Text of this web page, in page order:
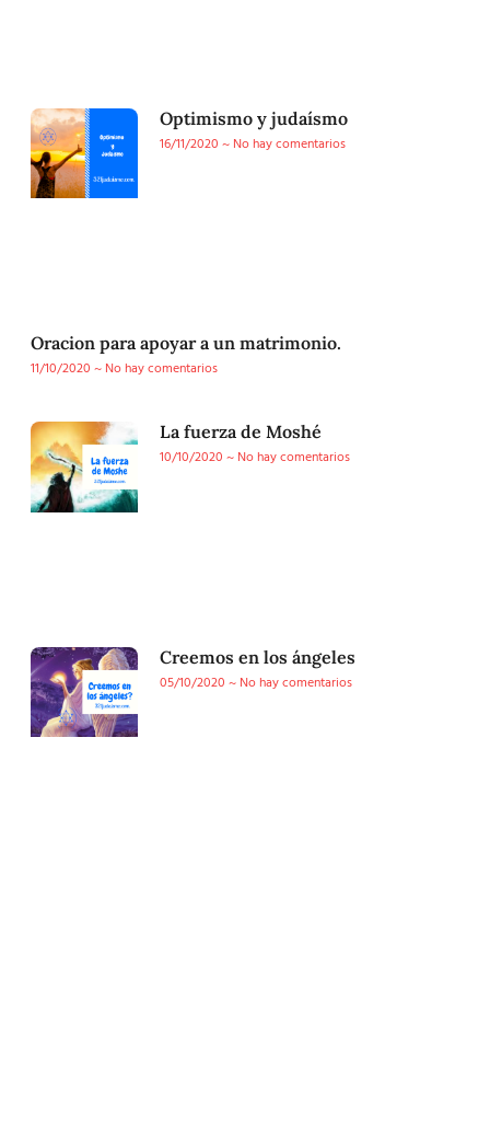
Optimismo y judaísmo
16/11/2020
No hay comentarios
Oracion para apoyar a un matrimonio.
11/10/2020
No hay comentarios
La fuerza de Moshé
10/10/2020
No hay comentarios
Creemos en los ángeles
05/10/2020
No hay comentarios